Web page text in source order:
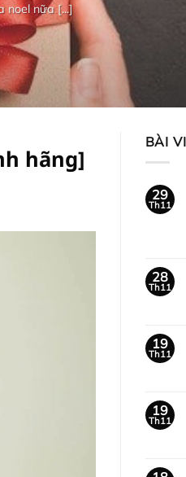
noel nữa [...]
hãng]
BÀI
29
Th11
28
Th11
19
Th11
19
Th11